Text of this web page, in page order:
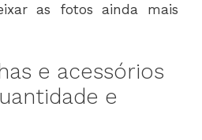
as fotos ainda mais
e acessórios
e